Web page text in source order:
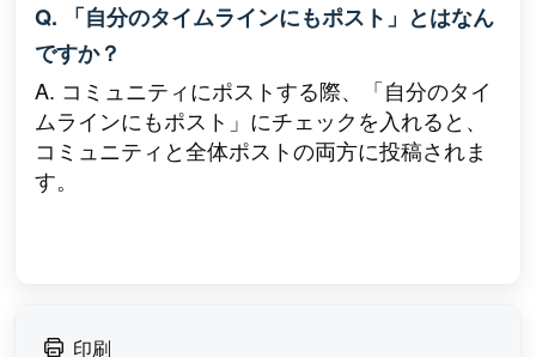
Q. 「自分のタイムラインにもポスト」とはなん
ですか？
A. コミュニティにポストする際、「自分のタイ
ムラインにもポスト」にチェックを入れると、
コミュニティと全体ポストの両方に投稿されま
す。
印刷